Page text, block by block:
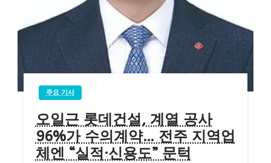
주요 기사
오일근 롯데건설, 계열 공사
96%가 수의계약… 전주 지역업
체엔 “실적·신용도” 문턱